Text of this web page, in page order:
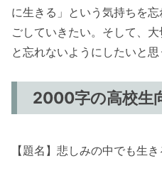
に生きる」という気持ちを
ごしていきたい。そして、
と忘れないようにしたいと思
2000字の高校生
【題名】悲しみの中でも生